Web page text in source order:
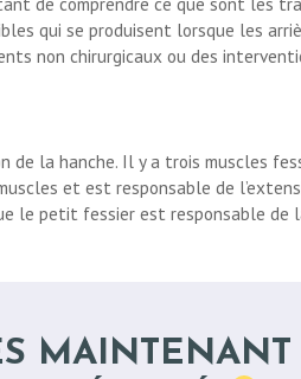
qui se produisent lorsque les
non chirurgicaux ou des
de la hanche. Il y a trois muscles
et est responsable de
le petit fessier est responsable
MAINTENANT